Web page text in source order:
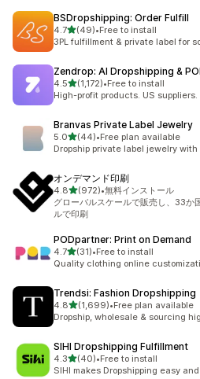
BSDropshipping: Order Fulfill
4.75つ星中
(49)
合計レビュー数：49件
•Free to install
3PL fulfillment & private label for
Zendrop: AI Dropshipping &
4.55つ星中
(1,172)
合計レビュー数：1172件
•Free to install
High-profit products. US
Branvas Private Label Jewelry
5.05つ星中
(44)
合計レビュー数：44件
•Free plan available
Dropship private label jewelry with
オンデマンド印刷
4.85つ星中
(972)
合計レビュー数：972件
•無料インストール
グローバルスケールで販売し、33か
ルで印刷
PODpartner: Print on Demand
4.75つ星中
(31)
合計レビュー数：31件
•Free to install
Quality clothing online
Trendsi: Fashion Dropshipping
4.85つ星中
(1,699)
合計レビュー数：1699件
•Free plan available
Dropship, wholesale & sourcing
SIHI Dropshipping Fulfillment
4.35つ星中
(40)
合計レビュー数：40件
•Free to install
SIHI makes Dropshipping easy